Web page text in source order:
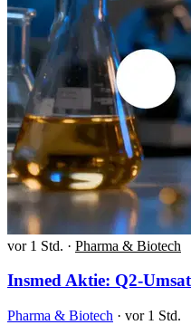
vor 1 Std. · Pharma & Biotech
Insmed Aktie: Q2-
Pharma & Biotech · vor 1 Std.